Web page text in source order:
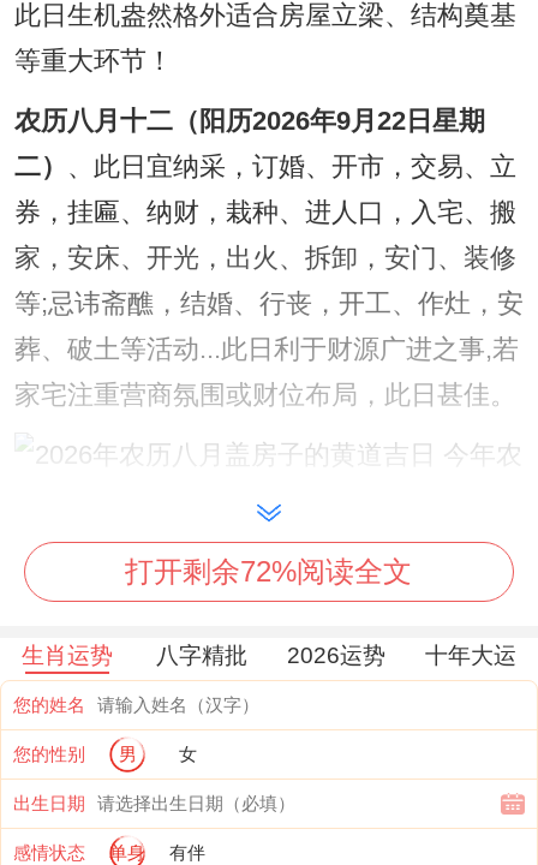
此日生机盎然格外适合房屋立梁、结构奠基
等重大环节！
农历八月十二（阳历2026年9月22日星期
二） 、此日宜纳采，订婚、开市，交易、立
券，挂匾、纳财，栽种、进人口，入宅、搬
家，安床、开光，出火、拆卸，安门、装修
等;忌讳斋醮，结婚、行丧，开工、作灶，安
葬、破土等活动...此日利于财源广进之事,若
家宅注重营商氛围或财位布局，此日甚佳。
农历八月十六（阳历2026年9月26日星期
六）。此日干支为癸卯；是明堂黄道吉日，
虽为月破日；但「破宜治病」,同样适合拆旧
建新，求医看病等事...此日宜结婚，订婚、
开业，装修、乔迁，签合同、开张，迁坟、
签约，交房、进宅，领证、搬家，迁居、交
易，嫁娶、纳采，开市、买房，买车、钓
打开剩余72%阅读全文
生肖运势 八字精批 2026运势 十年大运
您的姓名
您的性别 男 女
出生日期
感情状态 单身 有伴